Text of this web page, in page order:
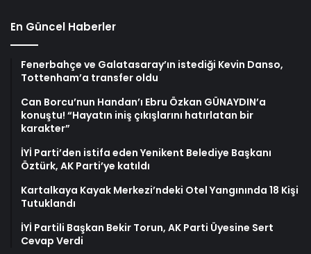
En Güncel Haberler
Fenerbahçe ve Galatasaray’ın istediği Kevin Danso,
Tottenham’a transfer oldu
Can Borcu’nun Handan’ı Ebru Özkan GÜNAYDIN’a
konuştu! “Hayatın iniş çıkışlarını hatırlatan bir
karakter”
İYİ Parti’den istifa eden Yenikent Belediye Başkanı
Öztürk, AK Parti’ye katıldı
Kartalkaya Kayak Merkezi’ndeki Otel Yangınında 18 Kişi
Tutuklandı
İYİ Partili Başkan Bekir Torun, AK Parti Üyesine Sert
Cevap Verdi